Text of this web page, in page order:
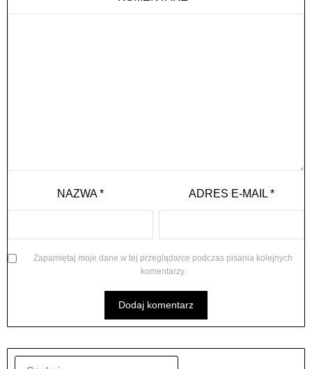
NAZWA* ADRES E-MAIL*
Zapamiętaj moje dane w tej przeglądarce podczas pisania kolejnych
komentarzy.